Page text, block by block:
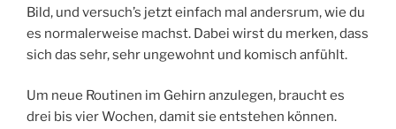
Bild, und versuch’s jetzt einfach mal andersrum, wie du
es normalerweise machst. Dabei wirst du merken, dass
sich das sehr, sehr ungewohnt und komisch anfühlt.
Um neue Routinen im Gehirn anzulegen, braucht es
drei bis vier Wochen, damit sie entstehen können.